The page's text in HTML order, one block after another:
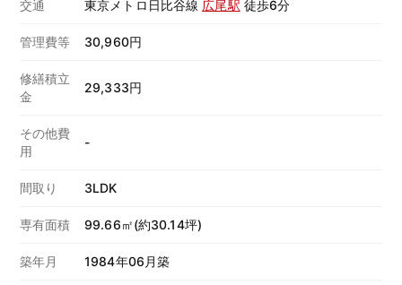
交通 東京メトロ日比谷線 広尾駅 徒歩6分
管理費等 30,960円
修繕積立
金
29,333円
その他費
用
-
間取り 3LDK
専有面積 99.66㎡(約30.14坪)
築年月 1984年06月築